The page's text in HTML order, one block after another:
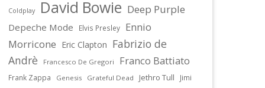
Coldplay David Bowie Deep Purple
Depeche Mode Elvis Presley
Ennio
Morricone Eric Clapton Fabrizio de
Andrè
Francesco De Gregori Franco Battiato
Frank Zappa Genesis Grateful Dead Jethro Tull
Jimi